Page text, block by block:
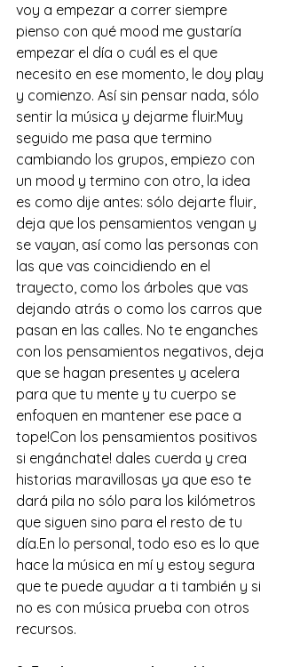
voy a empezar a correr siempre
pienso con qué mood me gustaría
empezar el día o cuál es el que
necesito en ese momento, le doy play
y comienzo. Así sin pensar nada, sólo
sentir la música y dejarme fluir.Muy
seguido me pasa que termino
cambiando los grupos, empiezo con
un mood y termino con otro, la idea
es como dije antes: sólo dejarte fluir,
deja que los pensamientos vengan y
se vayan, así como las personas con
las que vas coincidiendo en el
trayecto, como los árboles que vas
dejando atrás o como los carros que
pasan en las calles. No te enganches
con los pensamientos negativos, deja
que se hagan presentes y acelera
para que tu mente y tu cuerpo se
enfoquen en mantener ese pace a
tope!Con los pensamientos positivos
si engánchate! dales cuerda y crea
historias maravillosas ya que eso te
dará pila no sólo para los kilómetros
que siguen sino para el resto de tu
día.En lo personal, todo eso es lo que
hace la música en mí y estoy segura
que te puede ayudar a ti también y si
no es con música prueba con otros
recursos.